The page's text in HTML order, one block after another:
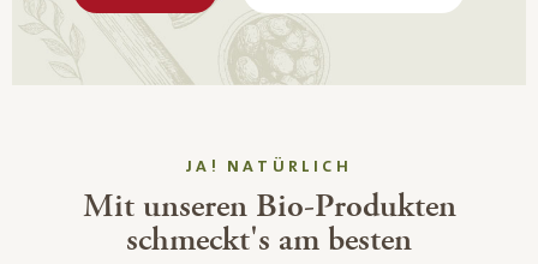
JA! NATÜRLICH
Mit unseren Bio-Produkten
schmeckt's am besten